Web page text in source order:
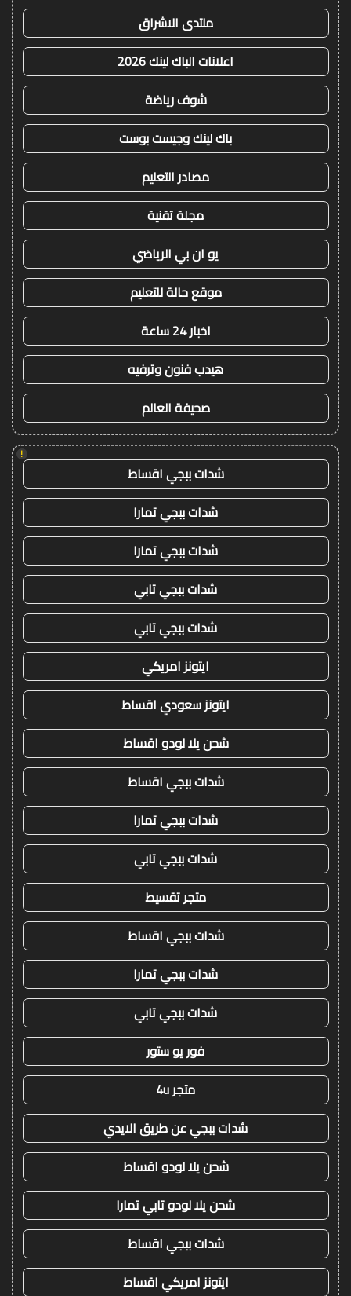
منتدى الاشراق
اعلانات الباك لينك 2026
شوف رياضة
باك لينك وجيست بوست
مصادر التعليم
مجلة تقنية
يو ان بي الرياضي
موقع حالة للتعليم
اخبار 24 ساعة
هيدب فنون وترفيه
صحيفة العالم
!
شدات ببجي اقساط
شدات ببجي تمارا
شدات ببجي تمارا
شدات ببجي تابي
شدات ببجي تابي
ايتونز امريكي
ايتونز سعودي اقساط
شحن يلا لودو اقساط
شدات ببجي اقساط
شدات ببجي تمارا
شدات ببجي تابي
متجر تقسيط
شدات ببجي اقساط
شدات ببجي تمارا
شدات ببجي تابي
فور يو ستور
متجر 4u
شدات ببجي عن طريق الايدي
شحن يلا لودو اقساط
شحن يلا لودو تابي تمارا
شدات ببجي اقساط
ايتونز امريكي اقساط